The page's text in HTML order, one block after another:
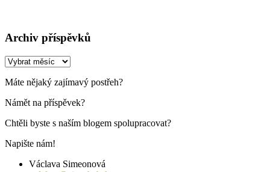
Archiv příspěvků
Archiv
Máte nějaký zajímavý postřeh?
Námět na příspěvek?
Chtěli byste s naším blogem spolupracovat?
Napište nám!
Václava Simeonová